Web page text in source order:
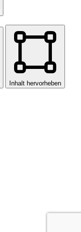
Inhalt hervorheben